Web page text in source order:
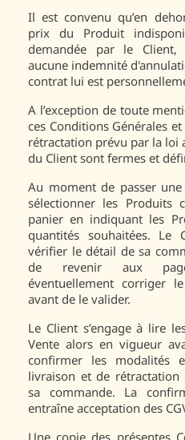
Il est convenu qu’en
prix du Produit
demandée par le Client,
aucune indemnité
contrat lui est
A l’exception de toute
ces Conditions Générales
rétractation prévu par la loi
du Client sont fermes et
Au moment de passer
sélectionner les Produits
panier en indiquant les
quantités souhaitées.
vérifier le détail de sa
de revenir aux
éventuellement corriger
avant de le valider.
Le Client s’engage à lire
Vente alors en vigueur
confirmer les modalités
livraison et de
sa commande. La
entraîne acceptation des
Une copie des présentes